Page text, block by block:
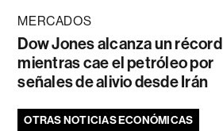
MERCADOS
Dow Jones alcanza un récord
mientras cae el petróleo por
señales de alivio desde Irán
OTRAS NOTICIAS ECONÓMICAS